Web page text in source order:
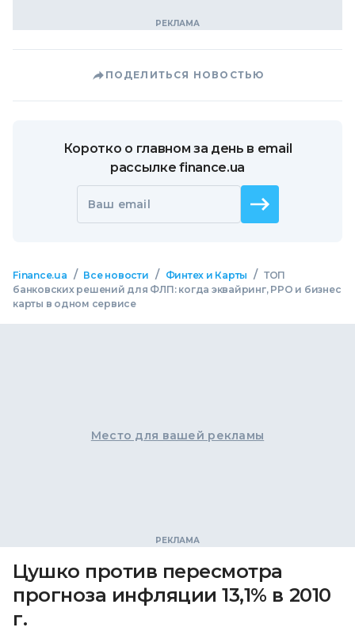
ПОДЕЛИТЬСЯ НОВОСТЬЮ
Коротко о главном за день в email
рассылке finance.ua
Ваш email
Finance.ua / Все новости / Финтех и Карты / ТОП
банковских решений для ФЛП: когда эквайринг, РРО и бизнес
карты в одном сервисе
Место для вашей рекламы
Цушко против пересмотра
прогноза инфляции 13,1% в 2010
г.